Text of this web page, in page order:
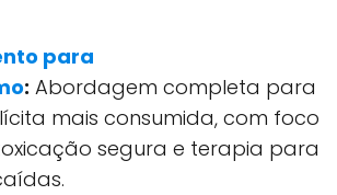
para
: Abordagem completa para
mais consumida, com foco
segura e terapia para